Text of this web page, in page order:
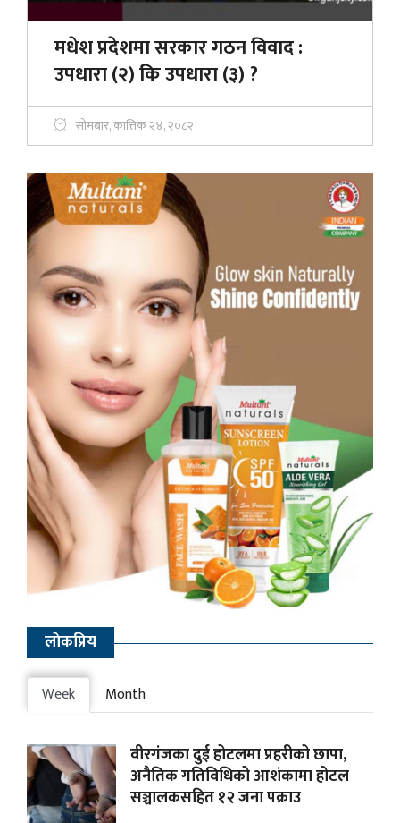
मधेश प्रदेशमा सरकार गठन विवाद :
उपधारा (२) कि उपधारा (३) ?
सोमबार, कात्तिक २४, २०८२
लाेकप्रिय
Week Month
वीरगंजका दुई होटलमा प्रहरीको छापा,
अनैतिक गतिविधिको आशंकामा होटल
सञ्चालकसहित १२ जना पक्राउ